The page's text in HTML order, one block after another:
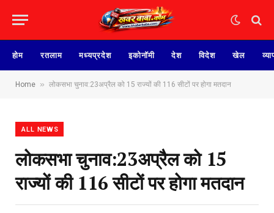
होम रतलाम मध्यप्रदेश इकोनॉमी देश विदेश खेल
Home » लोकसभा चुनाव:23अप्रैल को 15 राज्यों की 116 सीटों पर होगा मतदान
ALL NEWS
लोकसभा चुनाव:23अप्रैल को 15
राज्यों की 116 सीटों पर होगा मतदान